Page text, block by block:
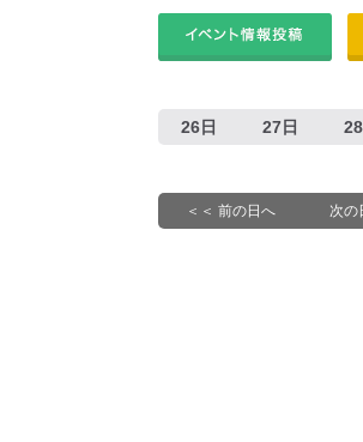
26日 27日
＜＜ 前の日へ 次の